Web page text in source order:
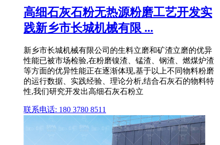
高细石灰石粉无热源粉磨工艺开发实
践新乡市长城机械有限 ...
新乡市长城机械有限公司的生料立磨和矿渣立磨的优异
性能已被市场检验,在粉磨镍渣、锰渣、钢渣、燃煤炉渣
等方面的优异性能正在逐渐体现,基于以上不同物料粉磨
的运行数据、实践经验、理论分析,结合石灰石的物料特
性,我们研究开发出高细石灰石粉立
联系电话: 180 3780 8511